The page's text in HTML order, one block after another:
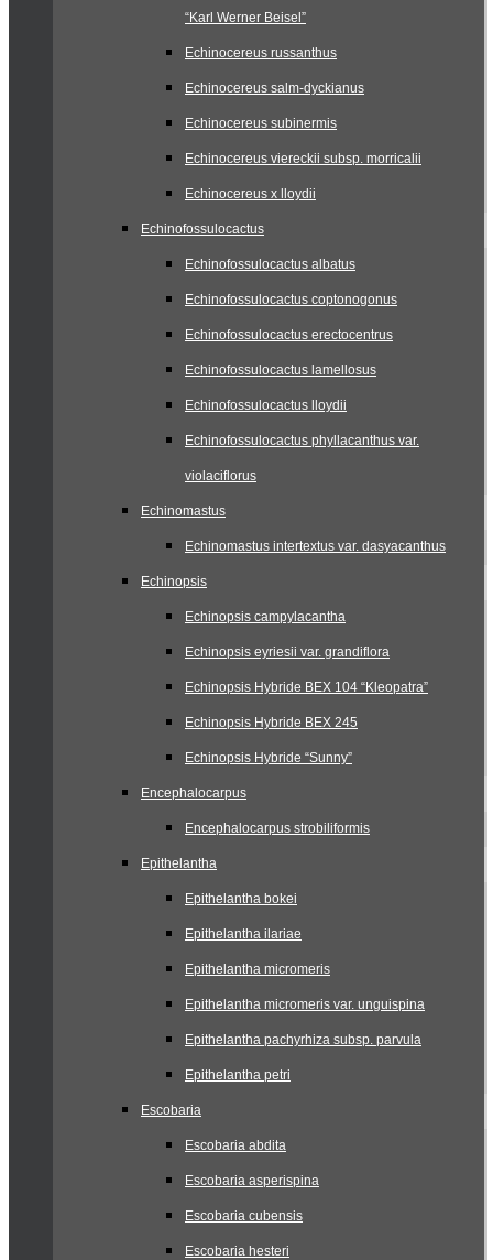
“Karl Werner Beisel”
Echinocereus russanthus
Echinocereus salm-dyckianus
Echinocereus subinermis
Echinocereus viereckii subsp. morricalii
Echinocereus x lloydii
Echinofossulocactus
Echinofossulocactus albatus
Echinofossulocactus coptonogonus
Echinofossulocactus erectocentrus
Echinofossulocactus lamellosus
Echinofossulocactus lloydii
Echinofossulocactus phyllacanthus var.
violaciflorus
Echinomastus
Echinomastus intertextus var. dasyacanthus
Echinopsis
Echinopsis campylacantha
Echinopsis eyriesii var. grandiflora
Echinopsis Hybride BEX 104 “Kleopatra”
Echinopsis Hybride BEX 245
Echinopsis Hybride “Sunny”
Encephalocarpus
Encephalocarpus strobiliformis
Epithelantha
Epithelantha bokei
Epithelantha ilariae
Epithelantha micromeris
Epithelantha micromeris var. unguispina
Epithelantha pachyrhiza subsp. parvula
Epithelantha petri
Escobaria
Escobaria abdita
Escobaria asperispina
Escobaria cubensis
Escobaria hesteri